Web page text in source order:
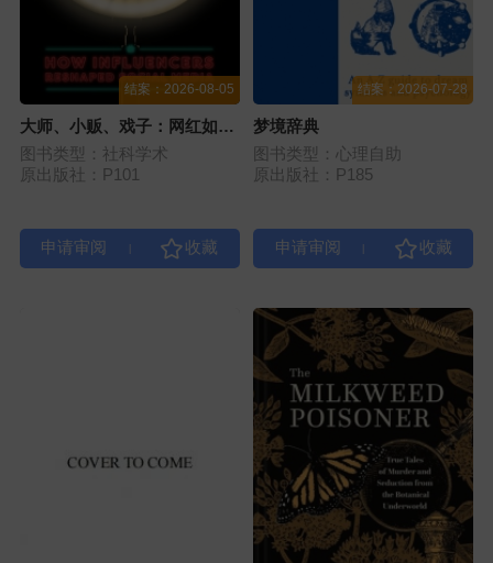
结案：2026-08-05
大师、小贩、戏子：网红如何
重塑社交媒体
图书类型：社科学术
原出版社：P101
结案：2026-07-28
梦境辞典
图书类型：心理自助
原出版社：P185